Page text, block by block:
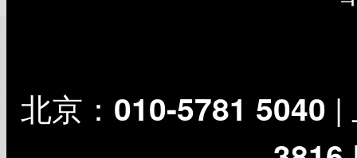
北京： 010-5781 5040 |